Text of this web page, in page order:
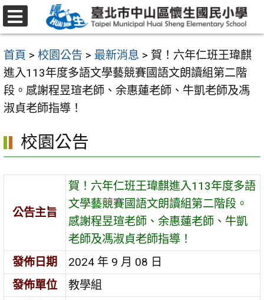
跳
至
要
內
容
區
首頁 > 校園公告 > 最新消息 > 賀！六年仁班王瑋麒
進入113年度多語文學藝競賽國語文朗讀組第二階
段。感謝程昱瑄老師、余惠蓮老師、牛凱老師及馮
淑貞老師指導！
校園公告
公告主旨
賀！六年仁班王瑋麒進入113年度多語
文學藝競賽國語文朗讀組第二階段。
感謝程昱瑄老師、余惠蓮老師、牛凱
老師及馮淑貞老師指導！
發佈日期
2024 年 9 月 08 日
發佈單位
教學組
選
單